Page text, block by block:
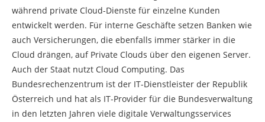
während private Cloud-Dienste für einzelne Kunden
entwickelt werden. Für interne Geschäfte setzen Banken wie
auch Versicherungen, die ebenfalls immer stärker in die
Cloud drängen, auf Private Clouds über den eigenen Server.
Auch der Staat nutzt Cloud Computing. Das
Bundesrechenzentrum ist der IT-Dienstleister der Republik
Österreich und hat als IT-Provider für die Bundesverwaltung
in den letzten Jahren viele digitale Verwaltungsservices